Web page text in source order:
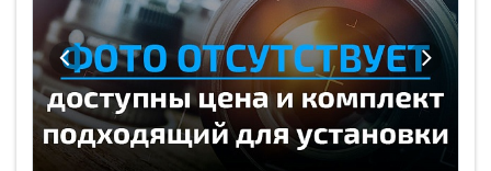
Previous Next